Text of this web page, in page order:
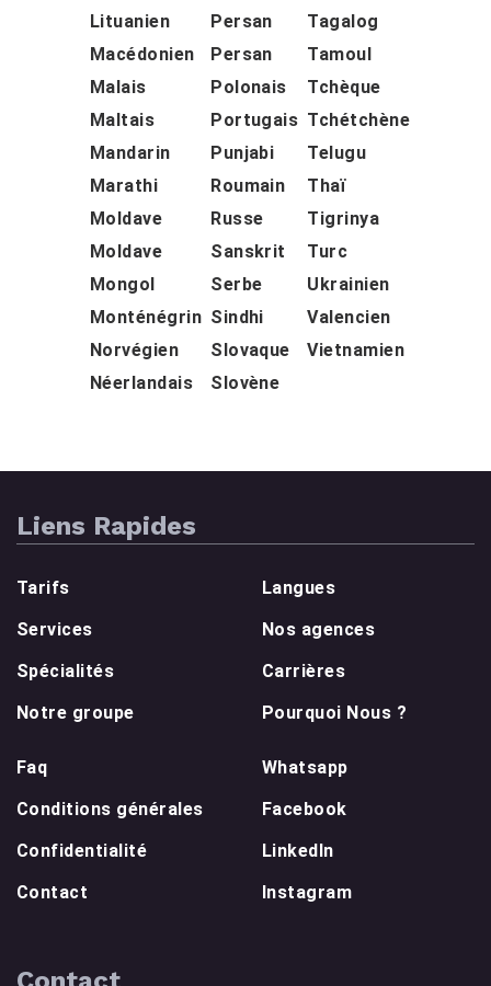
Lituanien
Macédonien
Malais
Maltais
Mandarin
Marathi
Moldave
Moldave
Mongol
Monténégrin
Norvégien
Néerlandais
Persan
Persan
Polonais
Portugais
Punjabi
Roumain
Russe
Sanskrit
Serbe
Sindhi
Slovaque
Slovène
Tagalog
Tamoul
Tchèque
Tchétchène
Telugu
Thaï
Tigrinya
Turc
Ukrainien
Valencien
Vietnamien
Liens Rapides
Tarifs
Services
Spécialités
Notre groupe
Langues
Nos agences
Carrières
Pourquoi Nous ?
Faq
Conditions générales
Confidentialité
Contact
Whatsapp
Facebook
LinkedIn
Instagram